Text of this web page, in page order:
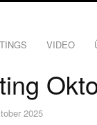
VIDEO
2025